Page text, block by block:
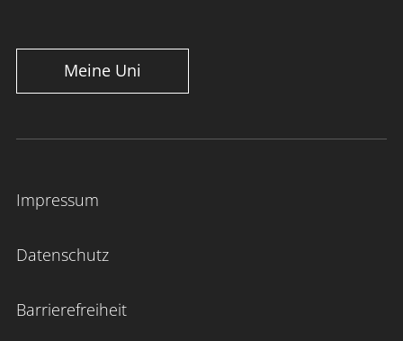
Meine Uni
Impressum
Datenschutz
Barrierefreiheit